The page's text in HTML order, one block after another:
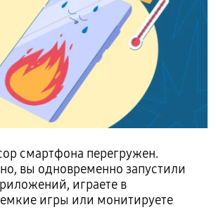
смартфона перегружен.
вы одновременно запустили
играете в
игры или монитируете